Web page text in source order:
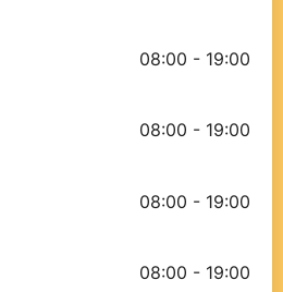
08:00 - 19:00
08:00 - 19:00
08:00 - 19:00
08:00 - 19:00